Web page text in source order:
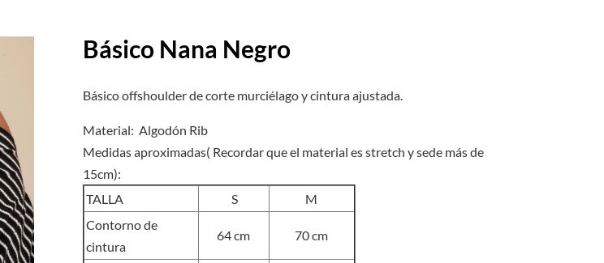
Básico Nana Negro
Básico offshoulder de corte murciélago y cintura ajustada.
Material: Algodón Rib
Medidas aproximadas( Recordar que el material es stretch y sede más de
15cm):
TALLA
S
M
Contorno de
cintura
64 cm 70 cm